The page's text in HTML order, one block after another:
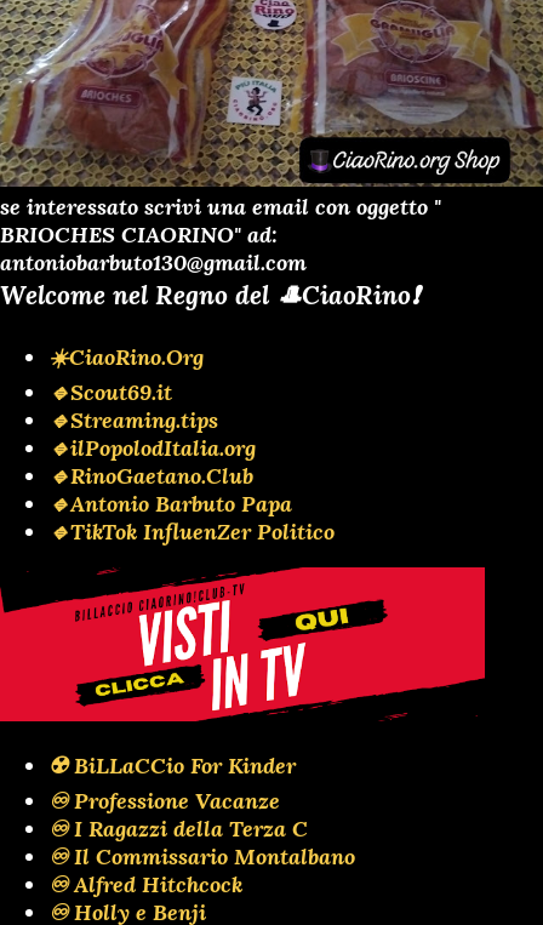
se interessato scrivi una email con oggetto "
BRIOCHES CIAORINO" ad:
antoniobarbuto130@gmail.com
Welcome nel Regno del 🎩CiaoRino❗️
☀️CiaoRino.Org
🔹Scout69.it
🔹Streaming.tips
🔹ilPopolodItalia.org
🔹RinoGaetano.Club
🔹Antonio Barbuto Papa
🔹TikTok InfluenZer Politico
☢️ BiLLaCCio For Kinder
♾️ Professione Vacanze
♾️ I Ragazzi della Terza C
♾️ Il Commissario Montalbano
♾️ Alfred Hitchcock
♾️ Holly e Benji